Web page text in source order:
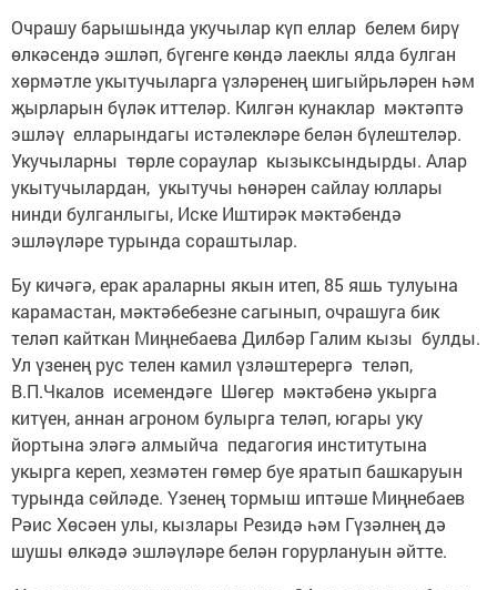
Очрашу барышында укучылар күп еллар белем бирү
өлкәсендә эшләп, бүгенге көндә лаеклы ялда булган
хөрмәтле укытучыларга үзләренең шигыйрьләрен һәм
җырларын бүләк иттеләр. Килгән кунаклар мәктәптә
эшләү елларындагы истәлекләре белән бүлештеләр.
Укучыларны төрле сораулар кызыксындырды. Алар
укытучылардан, укытучы һөнәрен сайлау юллары
нинди булганлыгы, Иске Иштирәк мәктәбендә
эшләүләре турында сораштылар.
Бу кичәгә, ерак араларны якын итеп, 85 яшь тулуына
карамастан, мәктәбебезне сагынып, очрашуга бик
теләп кайткан Миңнебаева Дилбәр Галим кызы булды.
Ул үзенең рус телен камил үзләштерергә теләп,
В.П.Чкалов исемендәге Шөгер мәктәбенә укырга
китүен, аннан агроном булырга теләп, югары уку
йортына эләгә алмыйча педагогия институтына
укырга кереп, хезмәтен гөмер буе яратып башкаруын
турында сөйләде. Үзенең тормыш иптәше Миңнебаев
Рәис Хөсәен улы, кызлары Резидә һәм Гүзәлнең дә
шушы өлкәдә эшләүләре белән горурлануын әйтте.